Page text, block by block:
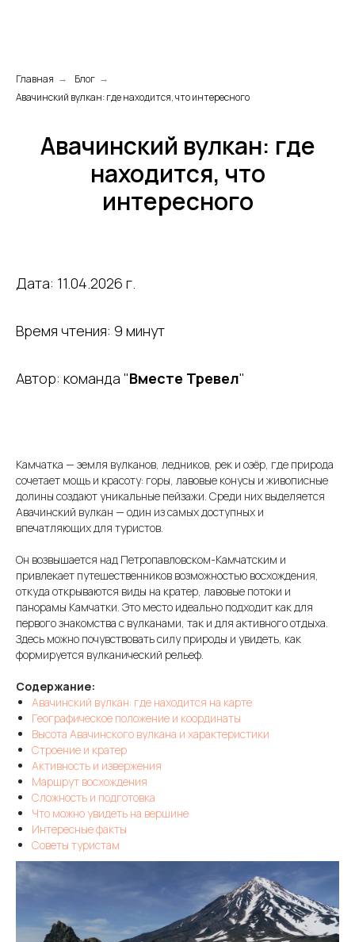
Главная → Блог →
Авачинский вулкан: где находится, что интересного
Авачинский вулкан: где
находится, что
интересного
Дата: 11.04.2026 г.
Время чтения: 9 минут
Автор: команда "Вместе Тревел"
Камчатка — земля вулканов, ледников, рек и озёр, где природа
сочетает мощь и красоту: горы, лавовые конусы и живописные
долины создают уникальные пейзажи. Среди них выделяется
Авачинский вулкан — один из самых доступных и
впечатляющих для туристов.
Он возвышается над Петропавловском-Камчатским и
привлекает путешественников возможностью восхождения,
откуда открываются виды на кратер, лавовые потоки и
панорамы Камчатки. Это место идеально подходит как для
первого знакомства с вулканами, так и для активного отдыха.
Здесь можно почувствовать силу природы и увидеть, как
формируется вулканический рельеф.
Содержание:
Авачинский вулкан: где находится на карте
Географическое положение и координаты
Высота Авачинского вулкана и характеристики
Строение и кратер
Активность и извержения
Маршрут восхождения
Сложность и подготовка
Что можно увидеть на вершине
Интересные факты
Советы туристам